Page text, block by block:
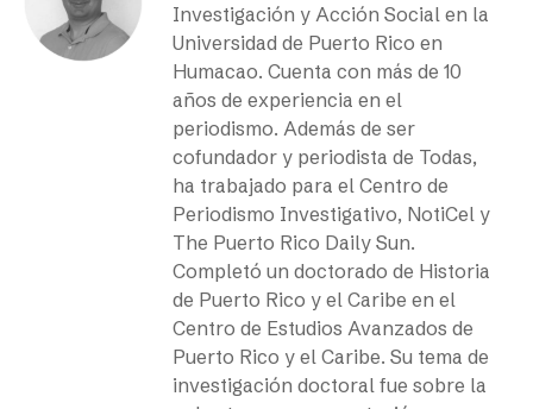
Investigación y Acción Social en la
Universidad de Puerto Rico en
Humacao. Cuenta con más de 10
años de experiencia en el
periodismo. Además de ser
cofundador y periodista de Todas,
ha trabajado para el Centro de
Periodismo Investigativo, NotiCel y
The Puerto Rico Daily Sun.
Completó un doctorado de Historia
de Puerto Rico y el Caribe en el
Centro de Estudios Avanzados de
Puerto Rico y el Caribe. Su tema de
investigación doctoral fue sobre la